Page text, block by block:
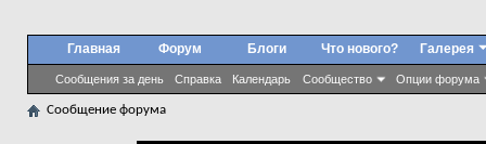
Главная Форум
Сообщения за день Справка Календарь Сообщество Опции форума
Блоги Что нового? Галерея
Сообщение форума